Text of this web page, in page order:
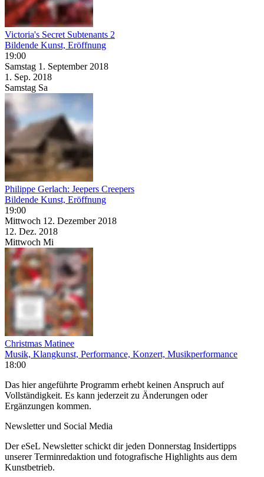
Victoria's Secret Subtenants 2
Bildende Kunst, Eröffnung
19:00
Samstag 1. September 2018
1. Sep. 2018
Samstag Sa
Philippe Gerlach: Jeepers Creepers
Bildende Kunst, Eröffnung
19:00
Mittwoch 12. Dezember 2018
12. Dez. 2018
Mittwoch Mi
Christmas Matinee
Musik, Klangkunst, Performance, Konzert, Musikperformance
18:00
Das hier angeführte Programm erhebt keinen Anspruch auf
Vollständigkeit. Es kann jederzeit zu Änderungen oder
Ergänzungen kommen.
Newsletter und Social Media
Der eSeL Newsletter schickt dir jeden Donnerstag Insidertipps
unserer Terminredaktion und fotografische Highlights aus dem
Kunstbetrieb.